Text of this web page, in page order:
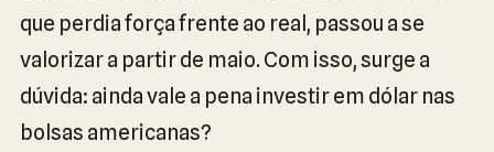
que perdia força frente ao real, passou a se
valorizar a partir de maio. Com isso, surge a
dúvida: ainda vale a pena investir em dólar nas
bolsas americanas?